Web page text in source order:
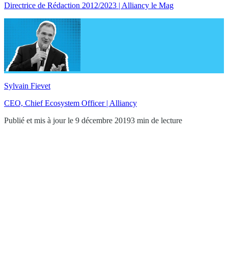
Directrice de Rédaction 2012/2023 | Alliancy le Mag
Sylvain Fievet
CEO, Chief Ecosystem Officer | Alliancy
Publié et mis à jour le 9 décembre 20193 min de lecture